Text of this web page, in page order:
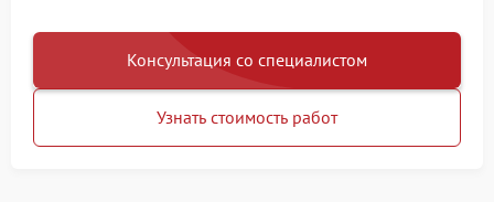
Консультация со специалистом
Узнать стоимость работ